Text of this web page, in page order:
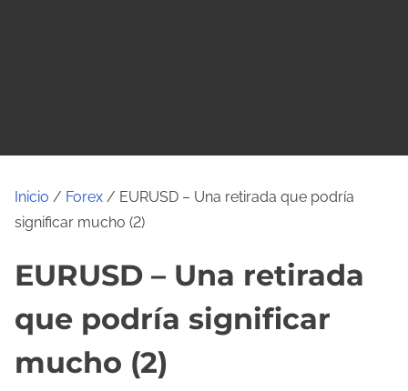
Inicio / Forex / EURUSD – Una retirada que podría
significar mucho (2)
EURUSD – Una retirada
que podría significar
mucho (2)